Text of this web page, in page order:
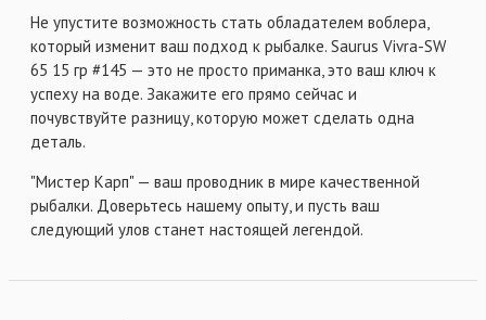
Не упустите возможность стать обладателем воблера,
который изменит ваш подход к рыбалке. Saurus Vivra-SW
65 15 гр #145 — это не просто приманка, это ваш ключ к
успеху на воде. Закажите его прямо сейчас и
почувствуйте разницу, которую может сделать одна
деталь.
"Мистер Карп" — ваш проводник в мире качественной
рыбалки. Доверьтесь нашему опыту, и пусть ваш
следующий улов станет настоящей легендой.